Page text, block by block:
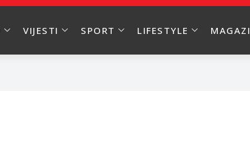
VIJESTI SPORT LIFESTYLE